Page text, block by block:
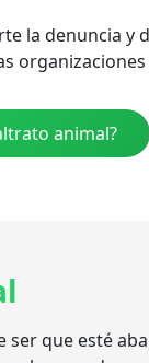
la denuncia y
animal?
ser que esté